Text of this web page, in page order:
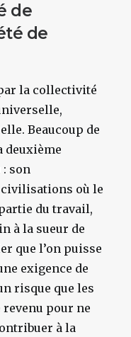
de
de
la collectivité
Beaucoup de
deuxième
: son
où le
du travail,
à la sueur de
que l’on puisse
exigence de
risque que les
pour ne
à la